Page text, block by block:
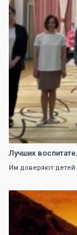
Лучших
Им доверяют детей